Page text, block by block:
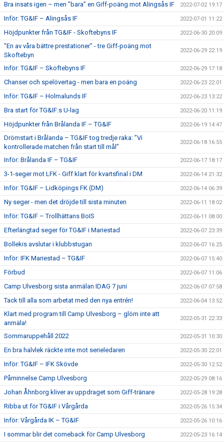
Bra insats igen – men ”bara” en Giff-poäng mot Alingsås IF 2022-07-02 19:17
Inför: TG&IF – Alingsås IF 2022-07-01 11:22
Höjdpunkter från TG&IF - Skoftebyns IF 2022-06-30 20:09
"En av våra bättre prestationer" - tre Giff-poäng mot
Skoftebyn
2022-06-29 22:19
Inför: TG&IF – Skoftebyns IF 2022-06-29 17:18
Chanser och spelövertag - men bara en poäng 2022-06-23 22:01
Inför: TG&IF – Holmalunds IF 2022-06-23 13:22
Bra start för TG&IF:s U-lag 2022-06-20 11:19
Höjdpunkter från Brålanda IF – TG&IF 2022-06-19 14:47
Drömstart i Brålanda – TG&IF tog tredje raka: ”Vi
kontrollerade matchen från start till mål”
2022-06-18 16:55
Inför: Brålanda IF – TG&IF 2022-06-17 18:17
3-1-seger mot LFK - Giff klart för kvartsfinal i DM 2022-06-14 21:32
Inför: TG&IF – Lidköpings FK (DM) 2022-06-14 06:39
Ny seger - men det dröjde till sista minuten 2022-06-11 18:02
Inför: TG&IF – Trollhättans BoIS 2022-06-11 08:00
Efterlängtad seger för TG&IF i Mariestad 2022-06-07 23:39
Bollekis avslutar i klubbstugan 2022-06-07 16:25
Inför: IFK Mariestad – TG&IF 2022-06-07 15:40
Förbud 2022-06-07 11:06
Camp Ulvesborg sista anmälan IDAG 7 juni 2022-06-07 07:58
Tack till alla som arbetat med den nya entrén! 2022-06-04 13:52
Klart med program till Camp Ulvesborg – glöm inte att
anmäla!
2022-05-31 22:33
Sommaruppehåll 2022 2022-05-31 10:30
En bra halvlek räckte inte mot serieledaren 2022-05-30 22:01
Inför: TG&IF – IFK Skövde 2022-05-30 12:52
Påminnelse Camp Ulvesborg 2022-05-29 08:16
Johan Åhnborg kliver av uppdraget som Giff-tränare 2022-05-28 19:28
Ribba ut för TG&IF i Vårgårda 2022-05-26 15:34
Inför: Vårgårda IK – TG&IF 2022-05-26 10:16
I sommar blir det comeback för Camp Ulvesborg 2022-05-23 16:14